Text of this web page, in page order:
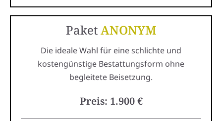
PaketANONYM
Die ideale Wahl für eine schlichte und
kostengünstige Bestattungsform ohne
begleitete Beisetzung.
Preis: 1.900 €